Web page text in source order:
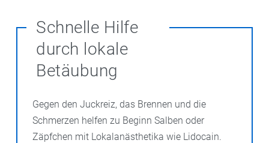
Schnelle Hilfe
durch lokale
Betäubung
Gegen den Juckreiz, das Brennen und die
Schmerzen helfen zu Beginn Salben oder
Zäpfchen mit Lokalanästhetika wie Lidocain.